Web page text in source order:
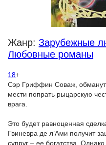
Жанр: Зарубежные
Любовные романы
18+
Сэр Гриффин Соваж,
мести попрать рыцарскую
врага.
Это будет равноценная
Гвиневра де л’Ами получит
супруг – ее богатства.